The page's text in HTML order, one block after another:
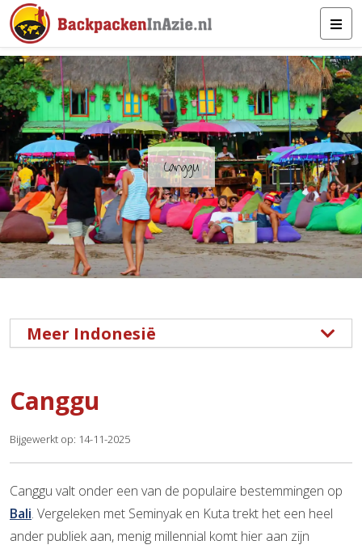
Canggu
Meer Indonesië
Canggu
Bijgewerkt op: 14-11-2025
Canggu valt onder een van de populaire bestemmingen op
Bali. Vergeleken met Seminyak en Kuta trekt het een heel
ander publiek aan, menig millennial komt hier aan zijn